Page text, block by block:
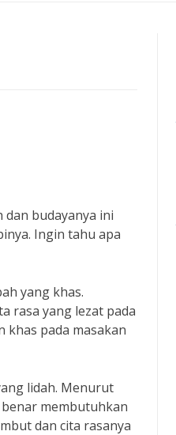
budayanya ini
Ingin tahu apa
yang khas.
rasa yang lezat pada
khas pada masakan
lidah. Menurut
benar membutuhkan
dan cita rasanya